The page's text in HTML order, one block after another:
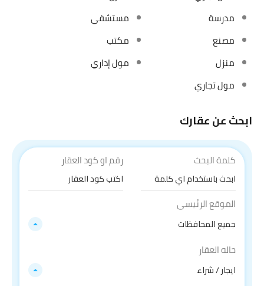
مدرسة
مستشفي
مصنع
مكتب
منزل
مول إداري
مول تجاري
ابحث عن عقارك
كلمة البحث رقم او كود العقار
الموقع الرئيسي
جميع المحافظات
حاله العقار
ايجار / شراء